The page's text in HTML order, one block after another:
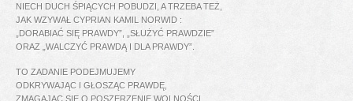
NIECH DUCH ŚPIĄCYCH POBUDZI, A TRZEBA TEŻ,
JAK WZYWAŁ CYPRIAN KAMIL NORWID :
„DORABIAĆ SIĘ PRAWDY”, „SŁUŻYĆ PRAWDZIE”
ORAZ „WALCZYĆ PRAWDĄ I DLA PRAWDY”.
TO ZADANIE PODEJMUJEMY
ODKRYWAJĄC I GŁOSZĄC PRAWDĘ,
ZMAGAJĄC SIĘ O POSZERZENIE WOLNOŚCI